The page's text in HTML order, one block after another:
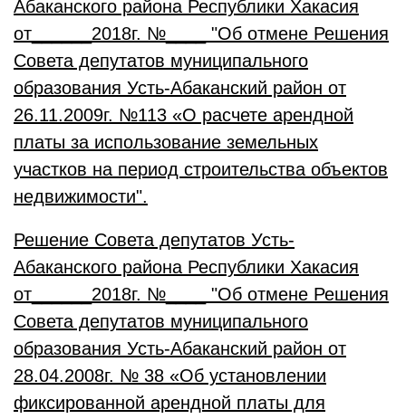
Абаканского района Республики Хакасия
от______2018г. №____ "Об отмене Решения
Совета депутатов муниципального
образования Усть-Абаканский район от
26.11.2009г. №113 «О расчете арендной
платы за использование земельных
участков на период строительства объектов
недвижимости".
Решение Совета депутатов Усть-
Абаканского района Республики Хакасия
от______2018г. №____ "Об отмене Решения
Совета депутатов муниципального
образования Усть-Абаканский район от
28.04.2008г. № 38 «Об установлении
фиксированной арендной платы для